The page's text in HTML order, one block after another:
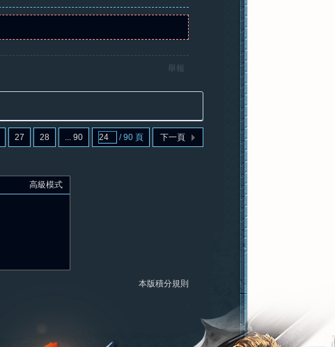
舉報
27 28 ... 90 / 90 頁 下一頁
高級模式
本版積分規則